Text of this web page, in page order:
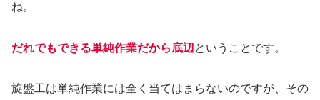
ね。
だれでもできる単純作業だから底辺ということです。
旋盤工は単純作業には全く当てはまらないのですが、その